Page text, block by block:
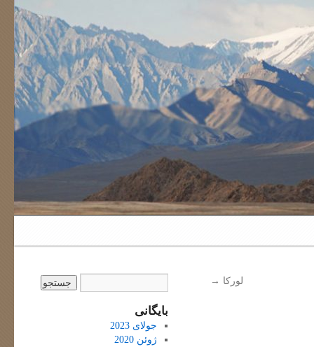
لورکا →
بایگانی
جولای 2023
ژوئن 2020